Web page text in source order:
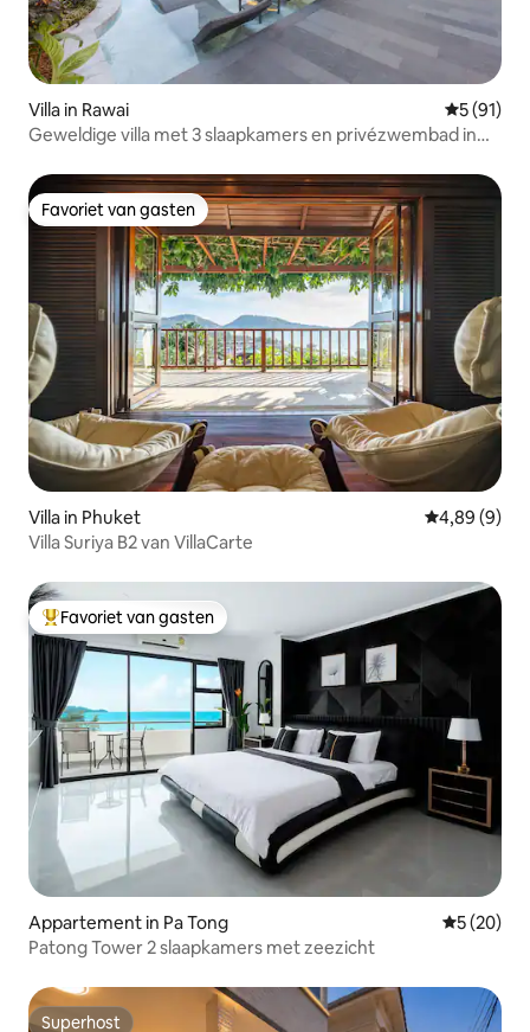
Villa in Rawai
5 (91)
Geweldige villa met 3 slaapkamers en privézwembad in
Favoriet van gasten
Favoriet van gasten
Villa in Phuket Gemiddelde
4,89 (9)
Villa Suriya B2 van VillaCarte
Topfavoriet van gasten
Favoriet van gasten
Appartement in Pa Tong
5 (20)
Patong Tower 2 slaapkamers met zeezicht
Superhost